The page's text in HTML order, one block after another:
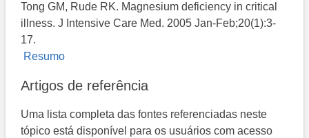
Tong GM, Rude RK. Magnesium deficiency in critical
illness. J Intensive Care Med. 2005 Jan-Feb;20(1):3-
17.
Resumo
Artigos de referência
Uma lista completa das fontes referenciadas neste
tópico está disponível para os usuários com acesso